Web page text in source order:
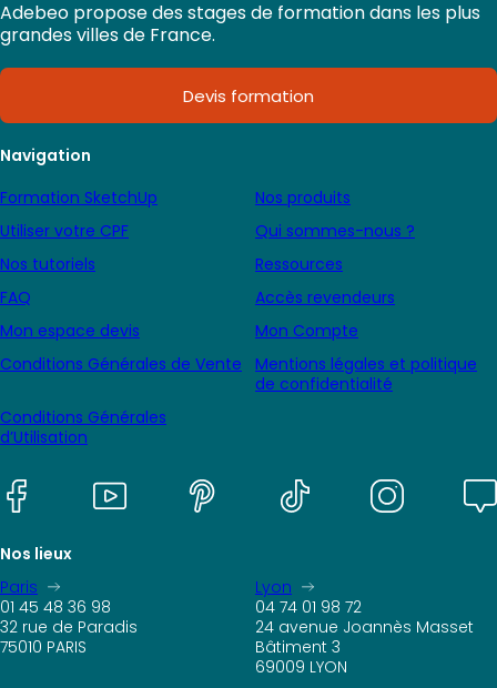
Adebeo propose des stages de formation dans les plus
grandes villes de France.
Devis formation
Navigation
Formation SketchUp
Nos produits
Utiliser votre CPF
Qui sommes-nous ?
Nos tutoriels
Ressources
FAQ
Accès revendeurs
Mon espace devis
Mon Compte
Conditions Générales de Vente
Mentions légales et politique
de confidentialité
Conditions Générales
d’Utilisation
Nos lieux
Paris
01 45 48 36 98
32 rue de Paradis
75010 PARIS
Lyon
04 74 01 98 72
24 avenue Joannès Masset
Bâtiment 3
69009 LYON